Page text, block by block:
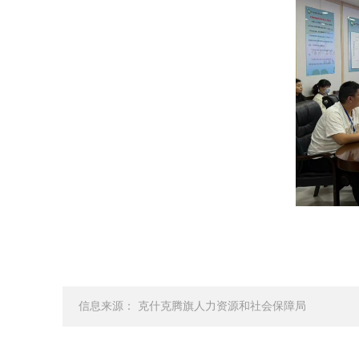
信息来源： 克什克腾旗人力资源和社会保障局